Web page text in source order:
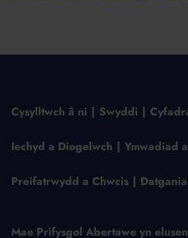
Cysylltwch â ni Swyddi
Iechyd a Diogelwch Ymwadiad
Preifatrwydd a Chwcis
Mae Prifysgol Abertawe yn elusen